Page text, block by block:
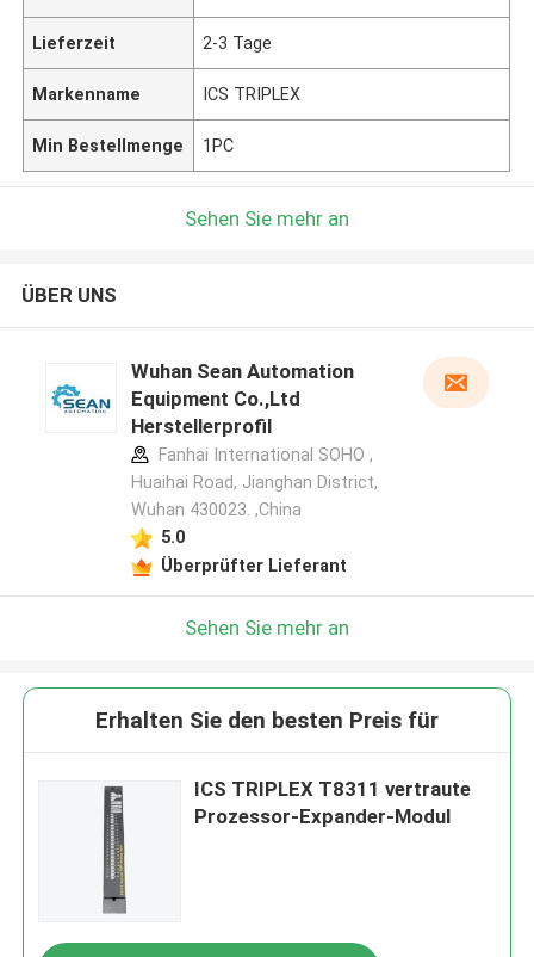
Lieferzeit 2-3 Tage
Markenname ICS TRIPLEX
Min Bestellmenge 1PC
Sehen Sie mehr an
ÜBER UNS
Wuhan Sean Automation
Equipment Co.,Ltd
Herstellerprofil
Fanhai International SOHO ,
Huaihai Road, Jianghan District,
Wuhan 430023. ,China
5.0
Überprüfter Lieferant
Sehen Sie mehr an
Erhalten Sie den besten Preis für
ICS TRIPLEX T8311 vertraute
Prozessor-Expander-Modul